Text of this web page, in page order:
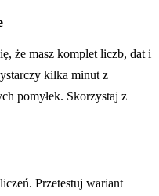
że masz komplet liczb, dat i
kilka minut z
pomyłek. Skorzystaj z
Przetestuj wariant